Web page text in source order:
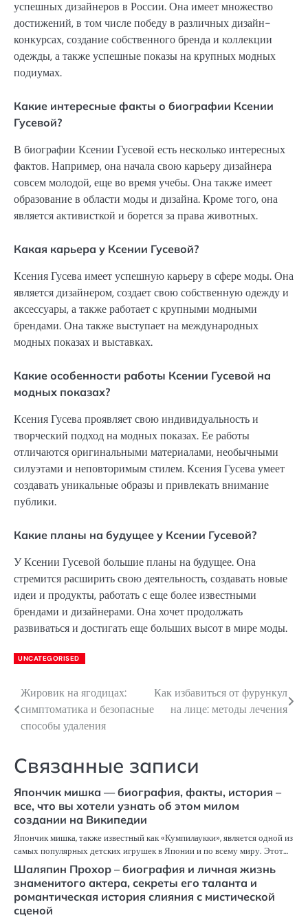
успешных дизайнеров в России. Она имеет множество
достижений, в том числе победу в различных дизайн-
конкурсах, создание собственного бренда и коллекции
одежды, а также успешные показы на крупных модных
подиумах.
Какие интересные факты о биографии Ксении
Гусевой?
В биографии Ксении Гусевой есть несколько интересных
фактов. Например, она начала свою карьеру дизайнера
совсем молодой, еще во время учебы. Она также имеет
образование в области моды и дизайна. Кроме того, она
является активисткой и борется за права животных.
Какая карьера у Ксении Гусевой?
Ксения Гусева имеет успешную карьеру в сфере моды. Она
является дизайнером, создает свою собственную одежду и
аксессуары, а также работает с крупными модными
брендами. Она также выступает на международных
модных показах и выставках.
Какие особенности работы Ксении Гусевой на
модных показах?
Ксения Гусева проявляет свою индивидуальность и
творческий подход на модных показах. Ее работы
отличаются оригинальными материалами, необычными
силуэтами и неповторимым стилем. Ксения Гусева умеет
создавать уникальные образы и привлекать внимание
публики.
Какие планы на будущее у Ксении Гусевой?
У Ксении Гусевой большие планы на будущее. Она
стремится расширить свою деятельность, создавать новые
идеи и продукты, работать с еще более известными
брендами и дизайнерами. Она хочет продолжать
развиваться и достигать еще больших высот в мире моды.
UNCATEGORISED
Навигация
по
Жировик на ягодицах:
симптоматика и безопасные
способы удаления
Как избавиться от фурункул
на лице: методы лечения
Связанные записи
Япончик мишка — биография, факты, история –
все, что вы хотели узнать об этом милом
создании на Википедии
Япончик мишка, также известный как «Кумпилаукки», является одной из
самых популярных детских игрушек в Японии и по всему миру. Этот…
Шаляпин Прохор – биография и личная жизнь
знаменитого актера, секреты его таланта и
романтическая история слияния с мистической
сценой